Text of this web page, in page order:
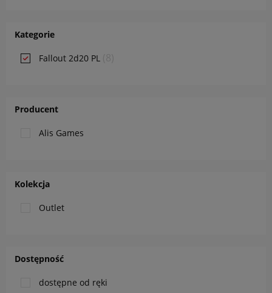
Kategorie
Fallout 2d20 PL
Producent
Alis Games
Kolekcja
Outlet
Dostępność
dostępne od ręki